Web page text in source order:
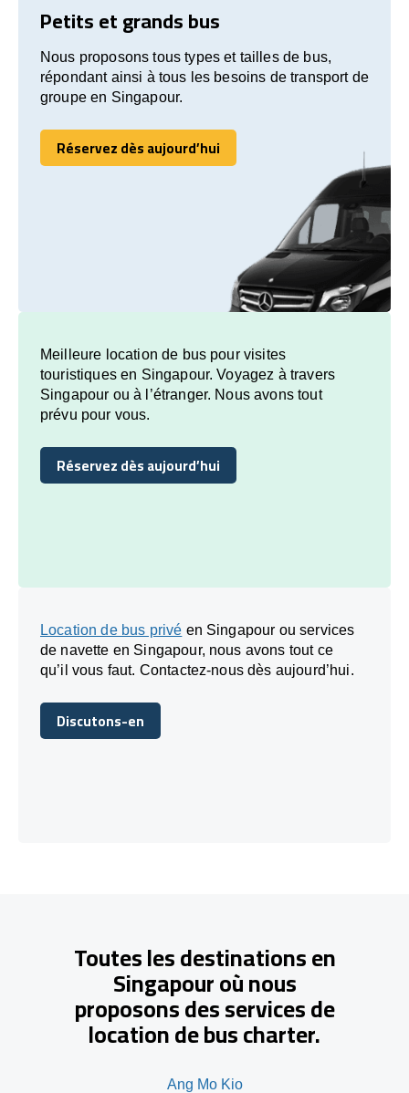
Petits et grands bus
Nous proposons tous types et tailles de bus,
répondant ainsi à tous les besoins de transport de
groupe en Singapour.
Réservez dès aujourd’hui
Réservez dès aujourd’hui
Meilleure location de bus pour visites
touristiques en Singapour. Voyagez à travers
Singapour ou à l’étranger. Nous avons tout
prévu pour vous.
Réservez dès aujourd’hui
Réservez dès aujourd’hui
Location de bus privé en Singapour ou services
de navette en Singapour, nous avons tout ce
qu’il vous faut. Contactez-nous dès aujourd’hui.
Discutons-en
Discutons-en
Toutes les destinations en
Singapour où nous
proposons des services de
location de bus charter.
Ang Mo Kio